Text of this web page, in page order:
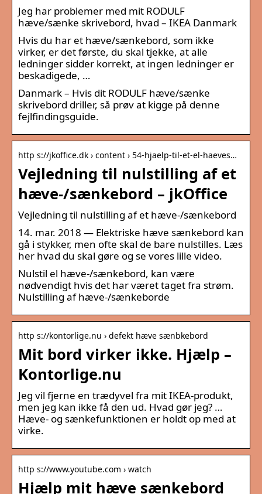
Jeg har problemer med mit RODULF
hæve/sænke skrivebord, hvad – IKEA Danmark
Hvis du har et hæve/sænkebord, som ikke
virker, er det første, du skal tjekke, at alle
ledninger sidder korrekt, at ingen ledninger er
beskadigede, …
Danmark – Hvis dit RODULF hæve/sænke
skrivebord driller, så prøv at kigge på denne
fejlfindingsguide.
http s://jkoffice.dk › content › 54-hjaelp-til-et-el-haeves…
Vejledning til nulstilling af et
hæve-/sænkebord – jkOffice
Vejledning til nulstilling af et hæve-/sænkebord
14. mar. 2018 — Elektriske hæve sænkebord kan
gå i stykker, men ofte skal de bare nulstilles. Læs
her hvad du skal gøre og se vores lille video.
Nulstil el hæve-/sænkebord, kan være
nødvendigt hvis det har været taget fra strøm.
Nulstilling af hæve-/sænkeborde
http s://kontorlige.nu › defekt hæve sænbkebord
Mit bord virker ikke. Hjælp –
Kontorlige.nu
Jeg vil fjerne en trædyvel fra mit IKEA-produkt,
men jeg kan ikke få den ud. Hvad gør jeg? …
Hæve- og sænkefunktionen er holdt op med at
virke.
http s://www.youtube.com › watch
Hjælp mit hæve sænkebord